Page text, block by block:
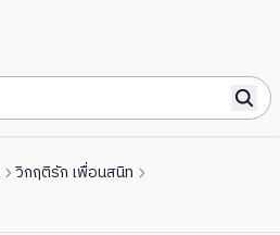
วิกฤติรัก เพื่อนสนิท